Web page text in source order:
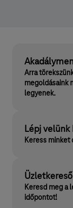
Arra
megoldásaink
legyenek.
Lépj velünk
Keress
Üzletkereső
Keresd meg a
időpontot!